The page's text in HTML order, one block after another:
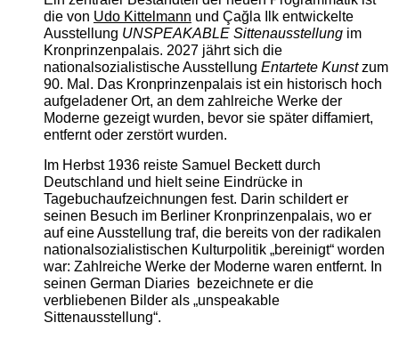
die von Udo Kittelmann und Çağla Ilk entwickelte
Ausstellung UNSPEAKABLE Sittenausstellungim
Kronprinzenpalais. 2027 jährt sich die
nationalsozialistische Ausstellung Entartete Kunstzum
90. Mal. Das Kronprinzenpalais ist ein historisch hoch
aufgeladener Ort, an dem zahlreiche Werke der
Moderne gezeigt wurden, bevor sie später diffamiert,
entfernt oder zerstört wurden.
Im Herbst 1936 reiste Samuel Beckett durch
Deutschland und hielt seine Eindrücke in
Tagebuchaufzeichnungen fest. Darin schildert er
seinen Besuch im Berliner Kronprinzenpalais, wo er
auf eine Ausstellung traf, die bereits von der radikalen
nationalsozialistischen Kulturpolitik „bereinigt“ worden
war: Zahlreiche Werke der Moderne waren entfernt. In
seinen German Diaries bezeichnete er die
verbliebenen Bilder als „unspeakable
Sittenausstellung“.